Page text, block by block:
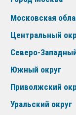
Московская
Центральный
Северо-
Южный округ
Приволжский
Уральский округ